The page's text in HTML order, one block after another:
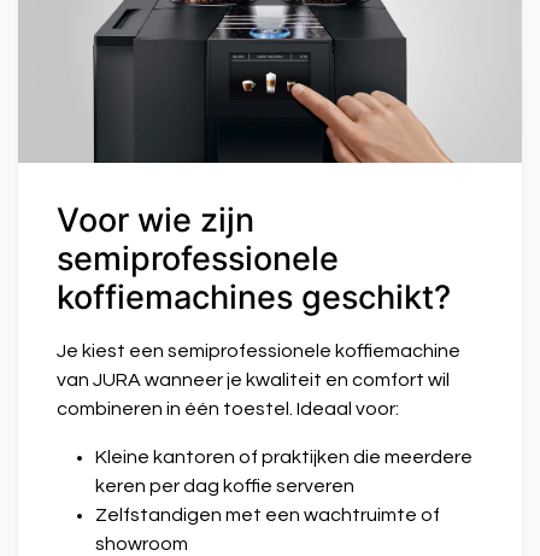
Voor wie zijn
semiprofessionele
koffiemachines geschikt?
Je kiest een semiprofessionele koffiemachine
van JURA wanneer je kwaliteit en comfort wil
combineren in één toestel. Ideaal voor:
Kleine kantoren of praktijken die meerdere
keren per dag koffie serveren
Zelfstandigen met een wachtruimte of
showroom